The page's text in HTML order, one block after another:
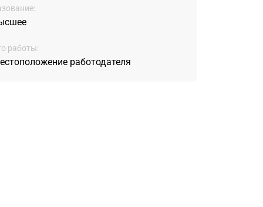
работы:
работодателя